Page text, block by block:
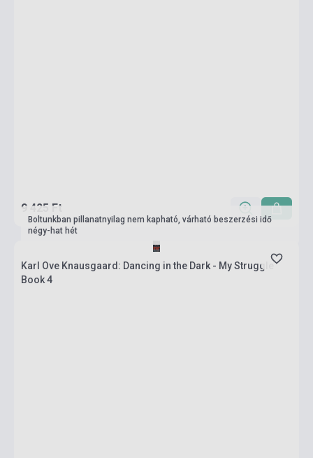
9 425 Ft
Boltunkban pillanatnyilag nem kapható, várható beszerzési idő
négy-hat hét
Karl Ove Knausgaard: Dancing in the Dark - My Struggle
Book 4